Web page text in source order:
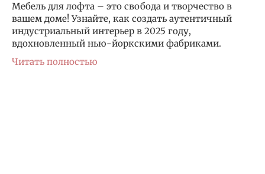
Мебель для лофта – это свобода и творчество в
вашем доме! Узнайте, как создать аутентичный
индустриальный интерьер в 2025 году,
вдохновленный нью-йоркскими фабриками.
Читать полностью